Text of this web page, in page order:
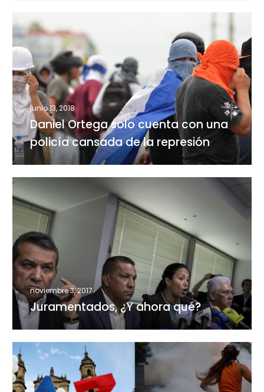
poder
Daniel
Ortega
solo
cuenta
con
una
policía
cansada
de
la
represión
junio 13, 2018
Daniel Ortega solo cuenta con una
policía cansada de la represión
Juramentados,
¿Y
ahora
qué?
noviembre 3, 2017
Juramentados, ¿Y ahora qué?
Paz
en
Colombia